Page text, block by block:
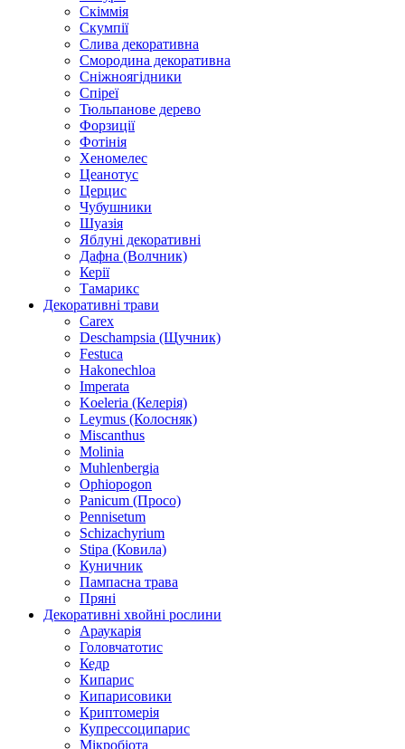
Скіммія
Скумпії
Слива декоративна
Смородина декоративна
Сніжноягідники
Спіреї
Тюльпанове дерево
Форзиції
Фотінія
Хеномелес
Цеанотус
Церцис
Чубушники
Шуазія
Яблуні декоративні
Дафна (Волчник)
Керії
Тамарикс
Декоративні трави
Carex
Deschampsia (Щучник)
Festuca
Hakonechloa
Imperata
Koeleria (Келерія)
Leymus (Колосняк)
Miscanthus
Molinia
Muhlenbergia
Ophiopogon
Panicum (Просо)
Pennisetum
Schizachyrium
Stipa (Ковила)
Куничник
Пампасна трава
Пряні
Декоративні хвойні рослини
Араукарія
Головчатотис
Кедр
Кипарис
Кипарисовики
Криптомерія
Купрессоципарис
Мікробіота